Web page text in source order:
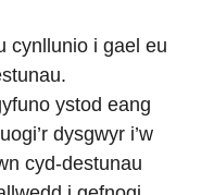
cynllunio i gael eu
ystod eang
dysgwyr i’w
cyd-destunau